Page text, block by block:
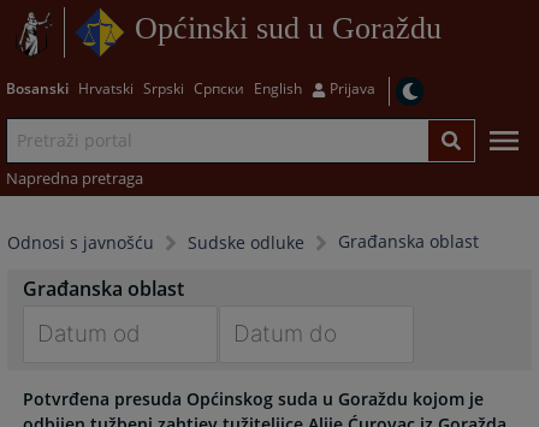
Općinski sud u Goraždu
Bosanski Hrvatski Srpski Српски English Prijava
Napredna pretraga
Odnosi s javnošću Sudske odluke Građanska oblast
Građanska oblast
forward
forward
Potvrđena presuda Općinskog suda u Goraždu kojom je